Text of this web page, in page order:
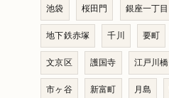
池袋 桜田門 銀座一丁目
地下鉄赤塚 千川 要町
文京区 護国寺 江戸川橋
市ヶ谷 新富町 月島